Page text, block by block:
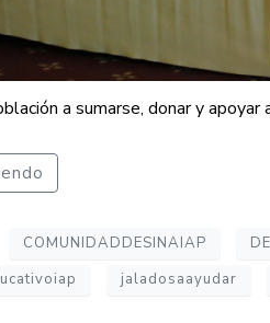
a sumarse, donar y apoyar
COMUNIDADDESINAIAP
jaladosaayudar
Email